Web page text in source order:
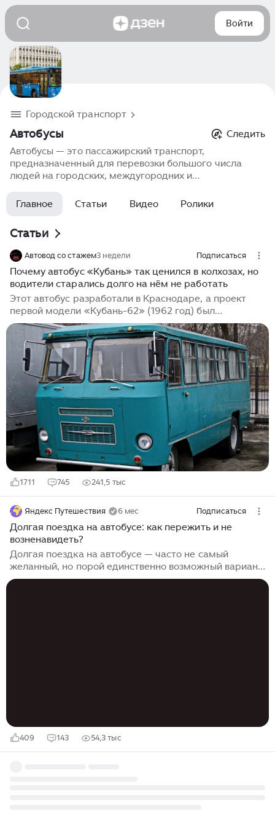
Войти
Городской транспорт
Автобусы
Следить
Автобусы — это пассажирский транспорт,
предназначенный для перевозки большого числа
людей на городских, междугородних и
компактных моделей до двухэтажных автобусов.
Используются в общественном транспорте,
Современные автобусы оснащаются климат-
контролем, мультимедийными системами и
повышенным уровнем безопасности для удобства
пассажиров.
Главное Статьи Видео Ролики
Статьи
Автовод со стажем3 недели Подписаться
Почему автобус «Кубань» так ценился в колхозах, но
водители старались долго на нём не работать
Этот автобус разработали в Краснодаре, а проект
первой модели «Кубань-62» (1962 год) был
скопирован с литовского автобуса КАГ-3. Автобус
«Кубань» состоял из простого кузова и серийного
грузового шасси. Собирали автобусы,
преимущественно, руками в обычных ремонтных
мастерских, которых в 60-70-е годы в соседнем
Ставрополье было просто не счесть. На фоне общего
подъема промышленности и сельского хозяйства,
руководство Союза мало обращало внимание на
организационные проблемы колхозов и совхозов.
Нет,...
1711 745 241,5 тыс
Яндекс Путешествия 6 мес Подписаться
Долгая поездка на автобусе: как пережить и не
возненавидеть?
Долгая поездка на автобусе — часто не самый
желанный, но порой единственно возможный вариант.
Самолёты отменяют, на поезда нет билетов, а иногда
409 143 54,3 тыс